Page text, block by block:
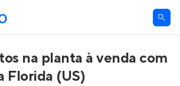
na planta à venda com
Florida (US)